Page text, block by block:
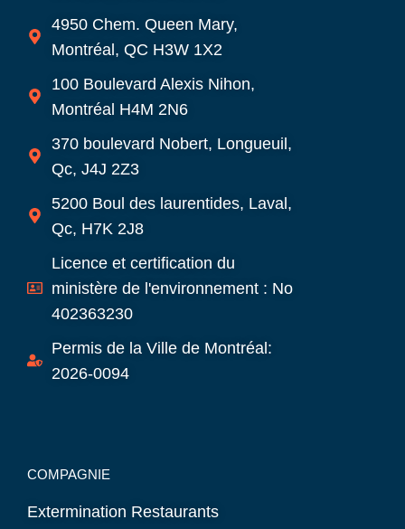
4950 Chem. Queen Mary,
Montréal, QC H3W 1X2
100 Boulevard Alexis Nihon,
Montréal H4M 2N6
370 boulevard Nobert, Longueuil,
Qc, J4J 2Z3
5200 Boul des laurentides, Laval,
Qc, H7K 2J8
Licence et certification du
ministère de l'environnement : No
402363230
Permis de la Ville de Montréal:
2026-0094
COMPAGNIE
Extermination Restaurants